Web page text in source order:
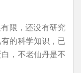
限，还没有研究
的科学知识，已
，不老仙丹是不